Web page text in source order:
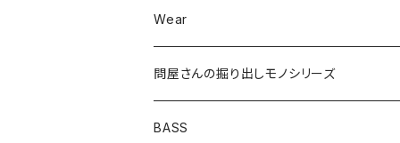
Luckyワームシリーズ
Wear
問屋さんの掘り出しモノシリーズ
BASS